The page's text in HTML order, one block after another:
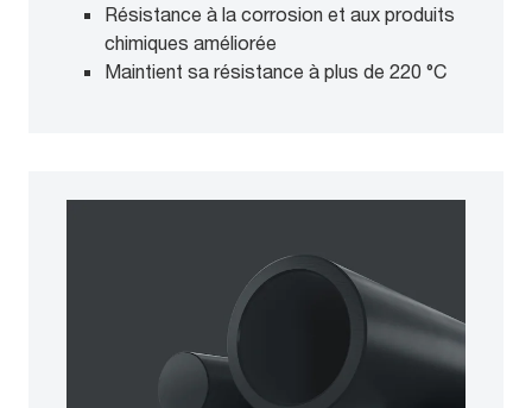
Résistance à la corrosion et aux produits
chimiques améliorée
Maintient sa résistance à plus de 220 °C